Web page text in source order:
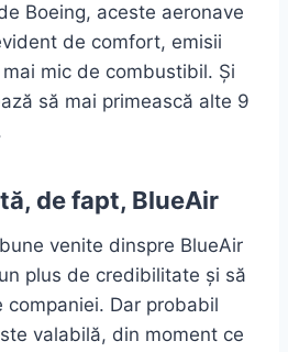
Boeing, aceste aeronave
de comfort, emisii
mic de combustibil. Și
să mai primească alte 9
de fapt, BlueAir
venite dinspre BlueAir
plus de credibilitate și să
companiei. Dar probabil
valabilă, din moment ce